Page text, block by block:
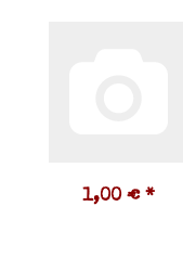
1,00 € *